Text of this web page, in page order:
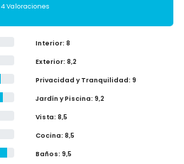
4 Valoraciones
Interior: 8
Exterior: 8,2
Privacidad y Tranquilidad: 9
Jardín y Piscina: 9,2
Vista: 8,5
Cocina: 8,5
Baños: 9,5